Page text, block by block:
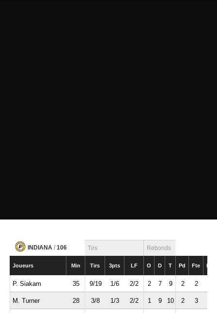
INDIANA / 106 Tirs Rebonds
Joueurs Min Tirs 3pts LF O D T Pd Fte
P. Siakam 35 9/19 1/6 2/2 2 7 9 2 2
M. Turner 28 3/8 1/3 2/2 1 9 10 2 3